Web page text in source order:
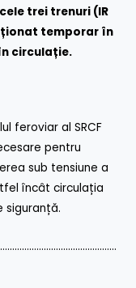
trei trenuri (IR
temporar în
circulație.
feroviar al SRCF
pentru
sub tensiune a
încât circulația
siguranță.